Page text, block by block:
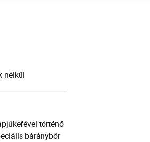
nélkül
történő
báránybőr